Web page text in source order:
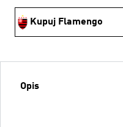
Kupuj Flamengo
Opis